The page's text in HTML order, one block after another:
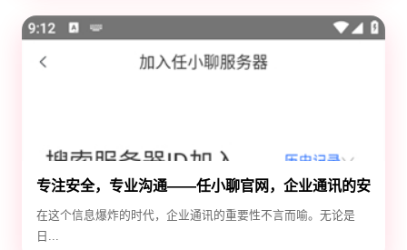
专注安全，专业沟通——任小聊官网，企业通讯的安
全守护神
在这个信息爆炸的时代，企业通讯的重要性不言而喻。无论是
日...